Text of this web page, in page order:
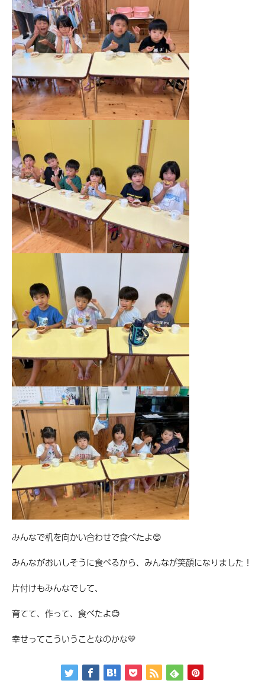
みんなで机を向かい合わせで食べたよ😊
みんながおいしそうに食べるから、みんなが笑顔になりました！
片付けもみんなでして、
育てて、作って、食べたよ😊
幸せってこういうことなのかな💛